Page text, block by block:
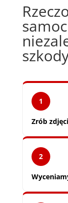
1
Zrób
2